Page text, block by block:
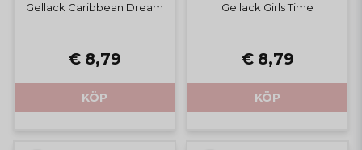
Gellack Caribbean Dream
€ 8,79
KÖP
Gellack Girls Time
€ 8,79
KÖP